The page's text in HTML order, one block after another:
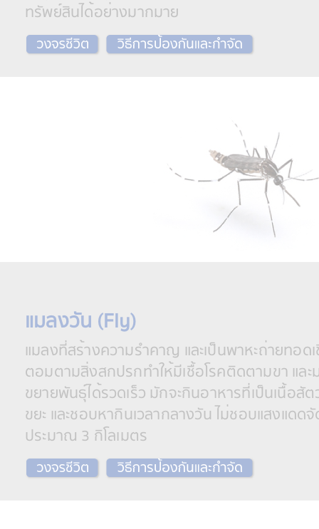
ทรัพย์สินได้อย่างมากมาย
แมลงวัน (Fly)
แมลงที่สร้างความรำคาญ และเป็นพาหะถ่ายทอด
ตอมตามสิ่งสกปรกทำให้มีเชื้อโรคติดตามขา แล
ขยายพันธุ์ได้รวดเร็ว มักจะกินอาหารที่เป็นเนื้อสั
ขยะ และชอบหากินเวลากลางวัน ไม่ชอบแสงแด
ประมาณ 3 กิโลเมตร